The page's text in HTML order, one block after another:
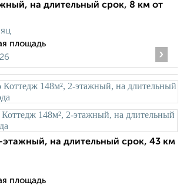
на длительный срок, 8 км от
площадь
›
этажный, на длительный срок, 43 км
площадь